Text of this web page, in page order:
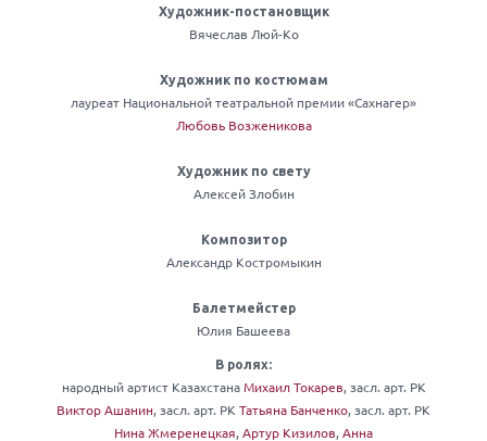
Художник-постановщик
Вячеслав Люй-Ко
Художник по костюмам
лауреат Национальной театральной премии «Сахнагер»
Любовь Возженикова
Художник по свету
Алексей Злобин
Композитор
Александр Костромыкин
Балетмейстер
Юлия Башеева
В ролях:
народный артист КазахстанаМихаил Токарев, засл. арт. РК
Виктор Ашанин, засл. арт. РК Татьяна Банченко, засл. арт. РК
Нина Жмеренецкая, Артур Кизилов, Анна